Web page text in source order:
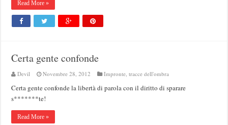
Read More »
Certa gente confonde
Devil Novembre 28, 2012 Impronte, tracce dell'ombra
Certa gente confonde la libertà di parola con il diritto di sparare
s*******te!
Read More »